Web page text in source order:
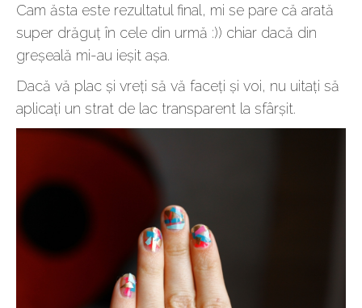
Cam ăsta este rezultatul final, mi se pare că arată
super drăguț în cele din urmă :)) chiar dacă din
greșeală mi-au ieșit așa.
Dacă vă plac și vreți să vă faceți și voi, nu uitați să
aplicați un strat de lac transparent la sfârșit.